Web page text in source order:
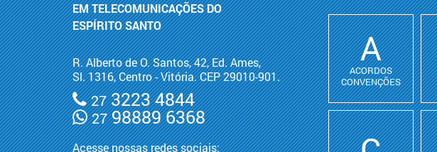
EM TELECOMUNICAÇÕES DO
ESPÍRITO SANTO
R. Alberto de O. Santos, 42, Ed. Ames,
Sl. 1316, Centro - Vitória. CEP 29010-901.
273223 4844
2798889 6368
Acesse nossas redes sociais:
A
ACORDOS
CONVENÇÕES